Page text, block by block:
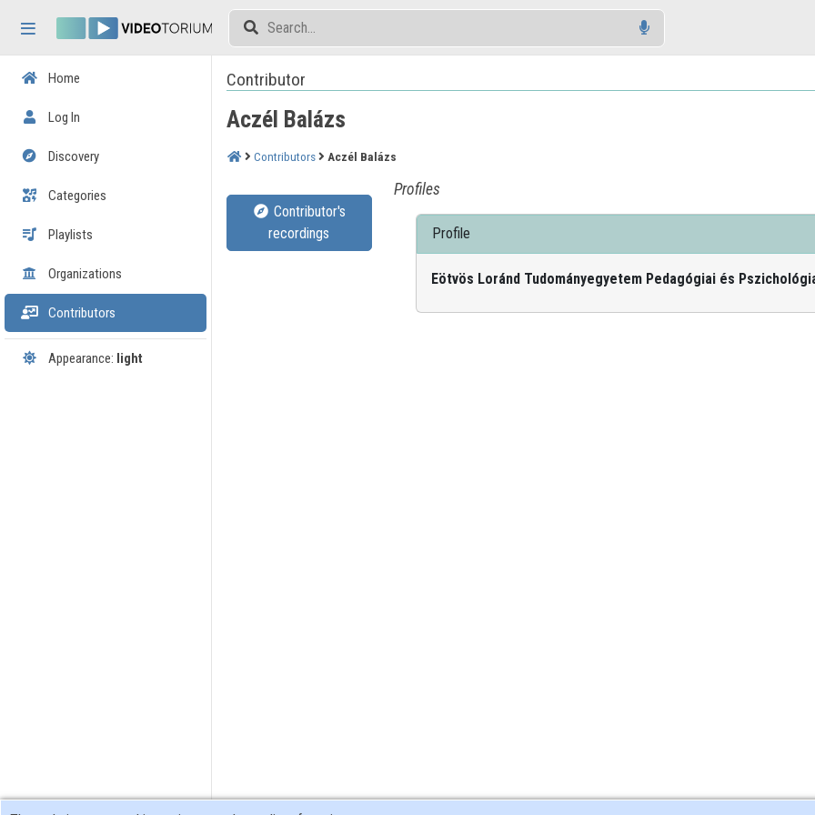
Home
Log In
Discovery
Categories
Playlists
Organizations
Contributors
Appearance: light
Contributor
Aczél Balázs
Contributors Aczél Balázs
Contributor's
recordings
Profiles
Profile
Eötvös Loránd Tudományegyetem Pedagógiai és